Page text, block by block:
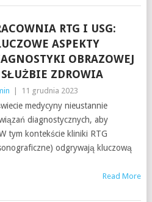
RTG I USG:
ASPEKTY
OBRAZOWEJ
ZDROWIA
11 grudnia 2023
medycyny nieustannie
diagnostycznych, aby
tym kontekście kliniki RTG
odgrywają kluczową
Read More